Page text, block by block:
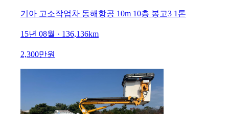
기아 고소작업차 동해항공 10m 10층 봉고3 1톤
15년 08월 · 136,136km
2,300만원